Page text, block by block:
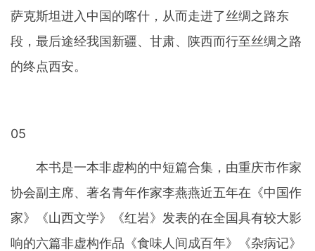
萨克斯坦进入中国的喀什，从而走进了丝绸之路东
段，最后途经我国新疆、甘肃、陕西而行至丝绸之路
的终点西安。
05
本书是一本非虚构的中短篇合集，由重庆市作家
协会副主席、著名青年作家李燕燕近五年在《中国作
家》《山西文学》《红岩》发表的在全国具有较大影
响的六篇非虚构作品《食味人间成百年》《杂病记》